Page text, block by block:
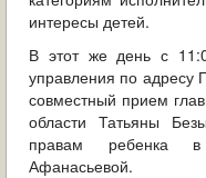
ДЕЯТЕЛЬНОСТЬ
МУНИЦИПАЛЬНЫЙ
ПОИСК ПО САЙТУ
интересы детей.
В этот же день с
управления по адресу
совместный прием
области Татьяны
правам ребенка в
Афанасьевой.